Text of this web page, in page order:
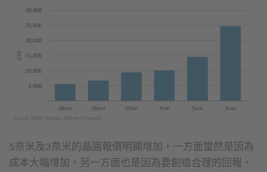
5奈米及3奈米的晶圓報價明顯增加，一方面當然是因為
成本大幅增加，另一方面也是因為要創造合理的回報，